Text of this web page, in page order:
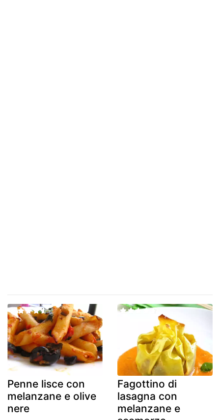
Penne lisce con
melanzane e olive
nere
Fagottino di
lasagna con
melanzane e